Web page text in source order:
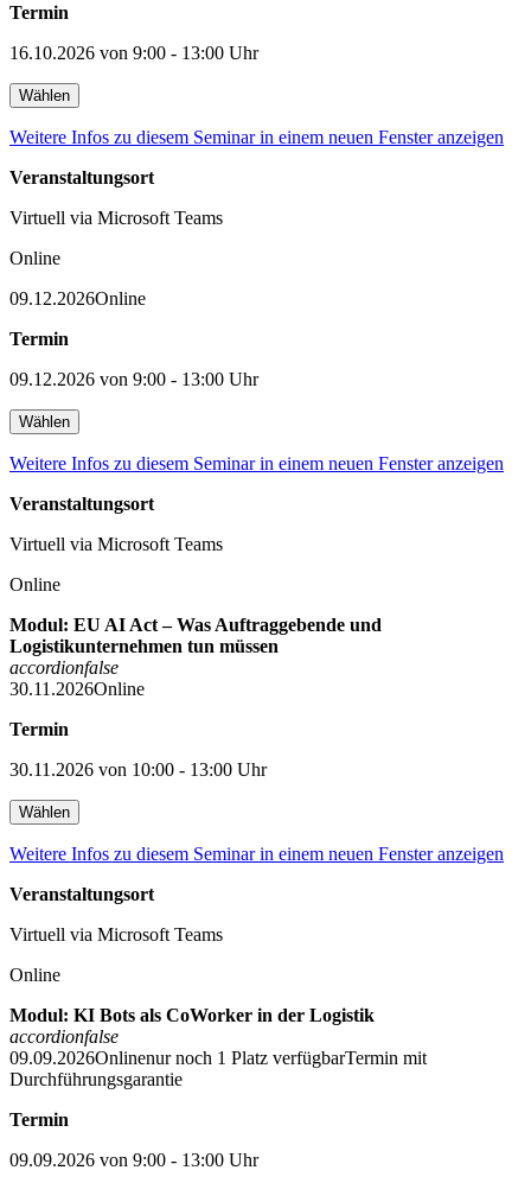
Termin
16.10.2026 von 9:00 - 13:00 Uhr
Wählen
Weitere Infos zu diesem Seminar in einem neuen Fenster anzeigen
Veranstaltungsort
Virtuell via Microsoft Teams
Online
09.12.2026Online
Termin
09.12.2026 von 9:00 - 13:00 Uhr
Wählen
Weitere Infos zu diesem Seminar in einem neuen Fenster anzeigen
Veranstaltungsort
Virtuell via Microsoft Teams
Online
Modul: EU AI Act – Was Auftraggebende und
Logistikunternehmen tun müssen
accordionfalse
30.11.2026Online
Termin
30.11.2026 von 10:00 - 13:00 Uhr
Wählen
Weitere Infos zu diesem Seminar in einem neuen Fenster anzeigen
Veranstaltungsort
Virtuell via Microsoft Teams
Online
Modul: KI Bots als CoWorker in der Logistik
accordionfalse
09.09.2026Onlinenur noch 1 Platz verfügbarTermin mit
Durchführungsgarantie
Termin
09.09.2026 von 9:00 - 13:00 Uhr